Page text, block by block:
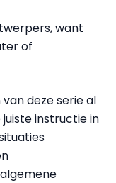
want
of
deze serie al
instructie in